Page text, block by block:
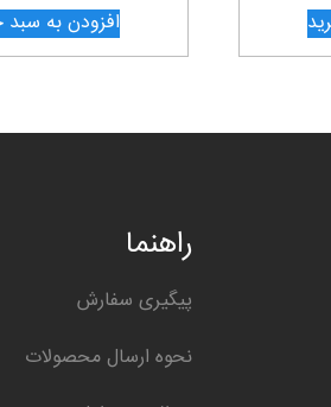
افزودن به سبد
راهنما
پیگیری سفارش
نحوه ارسال محصولات